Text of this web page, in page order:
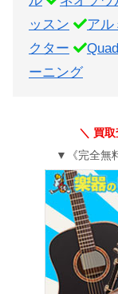
ッスン
アル
クター
ーニング
＼ 買
▼《完全無